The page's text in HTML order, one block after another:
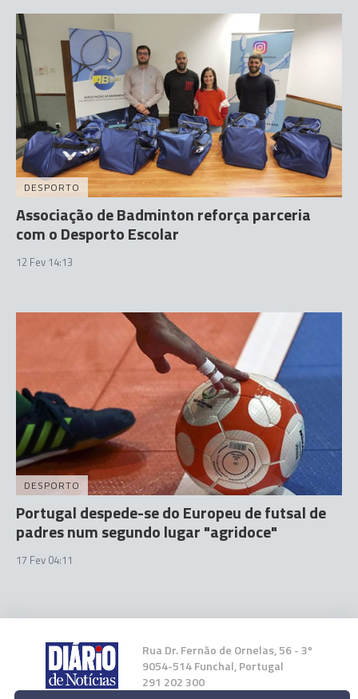
DESPORTO
Associação de Badminton reforça parceria
com o Desporto Escolar
12 Fev 14:13
DESPORTO
Portugal despede-se do Europeu de futsal de
padres num segundo lugar "agridoce"
17 Fev 04:11
Rua Dr. Fernão de Ornelas, 56 - 3º
9054-514 Funchal, Portugal
291 202 300